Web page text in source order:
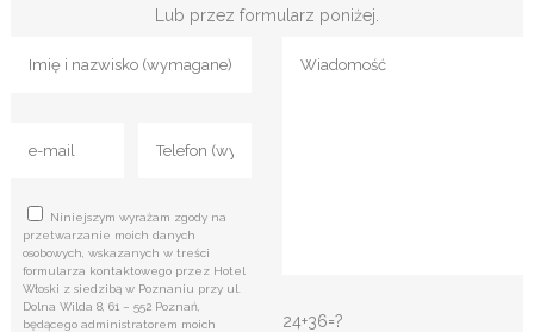
Lub przez formularz poniżej.
Niniejszym wyrażam zgody na
przetwarzanie moich danych
osobowych, wskazanych w treści
formularza kontaktowego przez Hotel
Włoski z siedzibą w Poznaniu przy ul.
Dolna Wilda 8, 61 – 552 Poznań,
będącego administratorem moich
24+36=?